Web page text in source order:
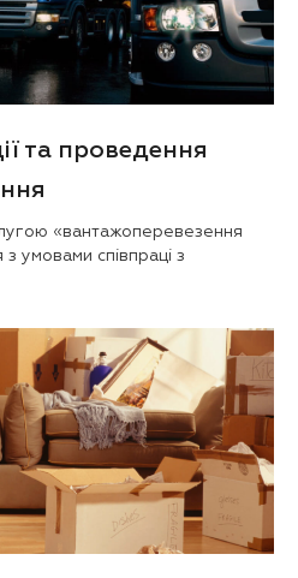
та проведення
«вантажоперевезення
умовами співпраці з